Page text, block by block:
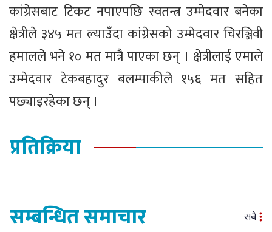
कांग्रेसबाट टिकट नपाएपछि स्वतन्त्र उम्मेदवार बनेका
क्षेत्रीले ३४५ मत ल्याउँदा कांग्रेसको उम्मेदवार चिरञ्जिवी
हमालले भने १० मत मात्रै पाएका छन् । क्षेत्रीलाई एमाले
उम्मेदवार टेकबहादुर बलम्पाकीले १५६ मत सहित
पछ्याइरहेका छन् ।
प्रतिक्रिया
सम्बन्धित समाचार सबै